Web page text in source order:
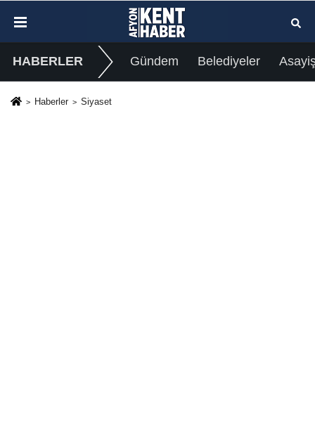
HABERLER Gündem Belediyeler
Haberler Siyaset